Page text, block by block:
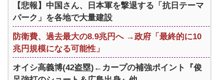
【悲報】中国さん、日本軍を撃退する「抗日テーマ
パーク」を各地で大量建設
防衛費、過去最大の8.9兆円へ →政府「最終的に10
兆円規模になる可能性」
オイシ高義博(42盗塁)←カープの補強ポイント『俊